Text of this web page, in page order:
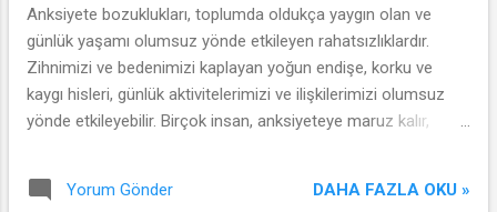
Anksiyete bozuklukları, toplumda oldukça yaygın olan ve
günlük yaşamı olumsuz yönde etkileyen rahatsızlıklardır.
Zihnimizi ve bedenimizi kaplayan yoğun endişe, korku ve
kaygı hisleri, günlük aktivitelerimizi ve ilişkilerimizi olumsuz
yönde etkileyebilir. Birçok insan, anksiyeteye maruz kalır,
Bu makalede, anksiyete bozukluklarının farklı türlerini ve
etkilerini ele alarak, bu rahatsızlıklarla mücadele edenlere ve
Yorum Gönder DAHA FAZLA OKU »